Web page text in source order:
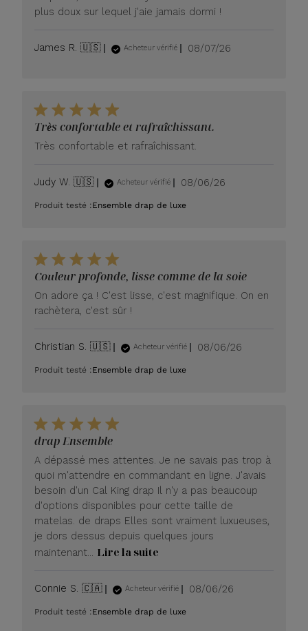
plus doux sur lequel j'aie jamais dormi !
James R. 🇺🇸 Acheteur vérifié
Date
08/07/26
Très confortable et rafraîchissant.
Très confortable et rafraîchissant.
Judy W. 🇺🇸 Acheteur vérifié
Date
08/06/26
Produit testé :Ensemble drap de luxe
Couleur profonde, lisse comme de la soie
On adore ça ! C'est lisse, c'est magnifique. On en
rachètera, c'est sûr !
Christian S. 🇺🇸 Acheteur vérifié
Date
08/06/26
Produit testé :Ensemble drap de luxe
drap Ensemble
A dépassé mes attentes. Je ne savais pas trop à
quoi m'attendre en commandant en ligne. J'avais
besoin d'un Cal King drap Il n'y a pas beaucoup
d'options disponibles pour cette taille de
matelas. de draps Elles sont vraiment luxueuses,
je dors dessus depuis quelques jours
maintenant... Lire la suite
Connie S. 🇨🇦 Acheteur vérifié
Date
08/06/26
Produit testé :Ensemble drap de luxe